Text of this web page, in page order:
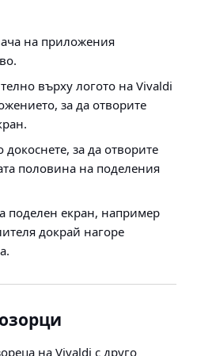
на приложения
върху логото на Vivaldi
за да отворите
докоснете, за да отворите
половина на поделения
поделен екран, например
докрай нагоре
на Vivaldi с друго